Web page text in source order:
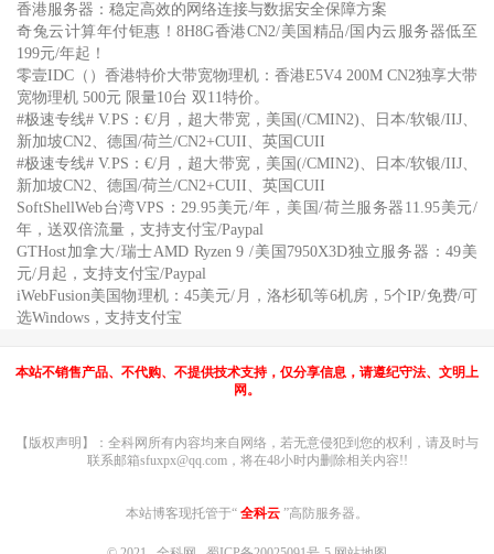
香港服务器：稳定高效的网络连接与数据安全保障方案
奇兔云计算年付钜惠！8H8G香港CN2/美国精品/国内云服务器低至
199元/年起！
零壹IDC（）香港特价大带宽物理机：香港E5V4 200M CN2独享大带
宽物理机 500元 限量10台 双11特价。
#极速专线# V.PS：€/月，超大带宽，美国(/CMIN2)、日本/软银/IIJ、
新加坡CN2、德国/荷兰/CN2+CUII、英国CUII
#极速专线# V.PS：€/月，超大带宽，美国(/CMIN2)、日本/软银/IIJ、
新加坡CN2、德国/荷兰/CN2+CUII、英国CUII
SoftShellWeb台湾VPS：29.95美元/年，美国/荷兰服务器11.95美元/
年，送双倍流量，支持支付宝/Paypal
GTHost加拿大/瑞士AMD Ryzen 9 /美国7950X3D独立服务器：49美
元/月起，支持支付宝/Paypal
iWebFusion美国物理机：45美元/月，洛杉矶等6机房，5个IP/免费/可
选Windows，支持支付宝
本站不销售产品、不代购、不提供技术支持，仅分享信息，请遵纪守法、文明上
网。
【版权声明】：全科网所有内容均来自网络，若无意侵犯到您的权利，请及时与
联系邮箱sfuxpx@qq.com，将在48小时内删除相关内容!!
本站博客现托管于“ 全科云 ”高防服务器。